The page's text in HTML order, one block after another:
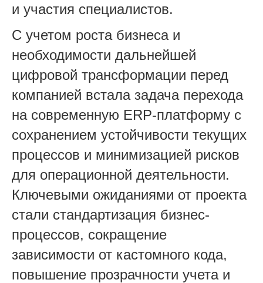
и участия специалистов.
С учетом роста бизнеса и
необходимости дальнейшей
цифровой трансформации перед
компанией встала задача перехода
на современную ERP-платформу с
сохранением устойчивости текущих
процессов и минимизацией рисков
для операционной деятельности.
Ключевыми ожиданиями от проекта
стали стандартизация бизнес-
процессов, сокращение
зависимости от кастомного кода,
повышение прозрачности учета и